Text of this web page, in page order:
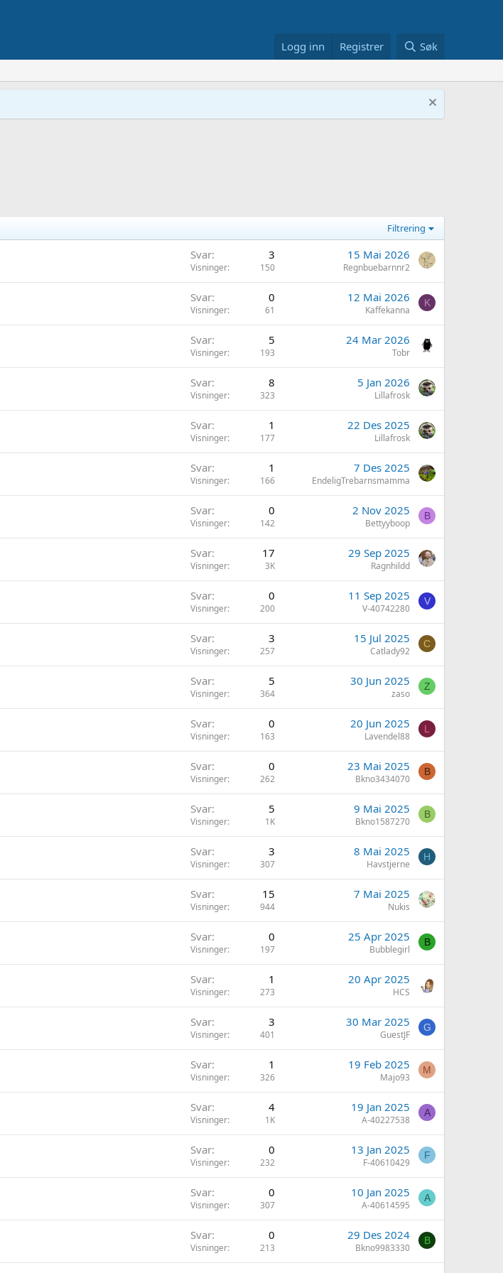
Logg inn Registrer Søk
Filtrering
Svar 3
Visninger 150
15 Mai 2026
Regnbuebarnnr2
Svar 0
Visninger 61
12 Mai 2026
Kaffekanna
K
Svar 5
Visninger 193
24 Mar 2026
Tobr
Svar 8
Visninger 323
5 Jan 2026
Lillafrosk
Svar 1
Visninger 177
22 Des 2025
Lillafrosk
Svar 1
Visninger 166
7 Des 2025
EndeligTrebarnsmamma
Svar 0
Visninger 142
2 Nov 2025
Bettyyboop
B
Svar 17
Visninger 3K
29 Sep 2025
Ragnhildd
Svar 0
Visninger 200
11 Sep 2025
V-40742280
V
Svar 3
Visninger 257
15 Jul 2025
Catlady92
C
Svar 5
Visninger 364
30 Jun 2025
zaso
Z
Svar 0
Visninger 163
20 Jun 2025
Lavendel88
L
Svar 0
Visninger 262
23 Mai 2025
Bkno3434070
B
Svar 5
Visninger 1K
9 Mai 2025
Bkno1587270
B
Svar 3
Visninger 307
8 Mai 2025
Havstjerne
H
Svar 15
Visninger 944
7 Mai 2025
Nukis
Svar 0
Visninger 197
25 Apr 2025
Bubblegirl
B
Svar 1
Visninger 273
20 Apr 2025
HCS
Svar 3
Visninger 401
30 Mar 2025
GuestJF
G
Svar 1
Visninger 326
19 Feb 2025
Majo93
M
Svar 4
Visninger 1K
19 Jan 2025
A-40227538
A
Svar 0
Visninger 232
13 Jan 2025
F-40610429
F
Svar 0
Visninger 307
10 Jan 2025
A-40614595
A
Svar 0
Visninger 213
29 Des 2024
Bkno9983330
B